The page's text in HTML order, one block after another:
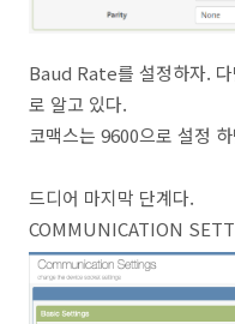
Baud Rate를 설정하자.
로 알고 있다.
코맥스는 9600으로 설정
드디어 마지막 단계다.
COMMUNICATION